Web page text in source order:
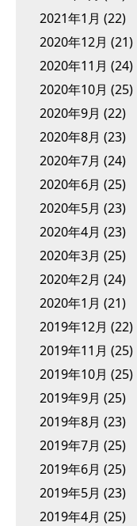
2021年1月 (22)
2020年12月 (21)
2020年11月 (24)
2020年10月 (25)
2020年9月 (22)
2020年8月 (23)
2020年7月 (24)
2020年6月 (25)
2020年5月 (23)
2020年4月 (23)
2020年3月 (25)
2020年2月 (24)
2020年1月 (21)
2019年12月 (22)
2019年11月 (25)
2019年10月 (25)
2019年9月 (25)
2019年8月 (23)
2019年7月 (25)
2019年6月 (25)
2019年5月 (23)
2019年4月 (25)